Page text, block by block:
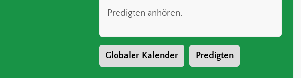
Predigten anhören.
Globaler Kalender Predigten